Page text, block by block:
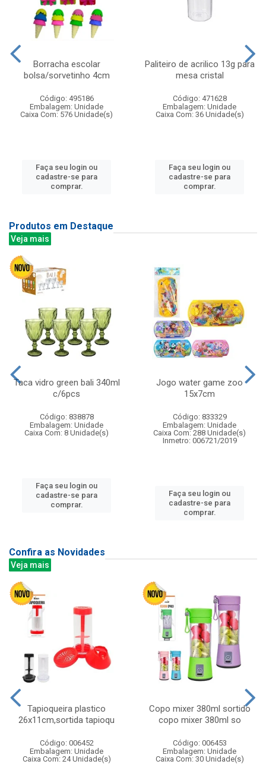
Borracha escolar
bolsa/sorvetinho 4cm
Código: 495186
Embalagem: Unidade
Caixa Com: 576 Unidade(s)
Faça seu login ou
cadastre-se para
comprar.
Paliteiro de acrilico 13g para
mesa cristal
Código: 471628
Embalagem: Unidade
Caixa Com: 36 Unidade(s)
Faça seu login ou
cadastre-se para
comprar.
Produtos em Destaque
Veja mais
Taca vidro green bali 340ml
c/6pcs
Código: 838878
Embalagem: Unidade
Caixa Com: 8 Unidade(s)
Faça seu login ou
cadastre-se para
comprar.
Jogo water game zoo
15x7cm
Código: 833329
Embalagem: Unidade
Caixa Com: 288 Unidade(s)
Inmetro: 006721/2019
Faça seu login ou
cadastre-se para
comprar.
Confira as Novidades
Veja mais
Tapioqueira plastico
26x11cm,sortida tapioqu
Código: 006452
Embalagem: Unidade
Caixa Com: 24 Unidade(s)
Copo mixer 380ml sortido
copo mixer 380ml so
Código: 006453
Embalagem: Unidade
Caixa Com: 30 Unidade(s)